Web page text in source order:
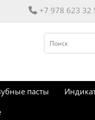
+7 978 623 32
пасты